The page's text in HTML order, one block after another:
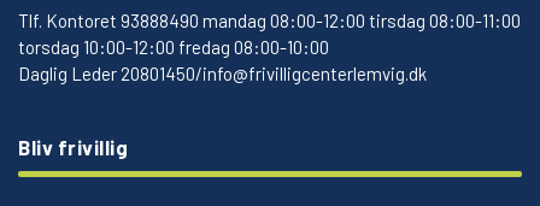
Tlf. Kontoret 93888490 mandag 08:00-12:00 tirsdag 08:00-11:00
torsdag 10:00-12:00 fredag 08:00-10:00
Daglig Leder 20801450/info@frivilligcenterlemvig.dk
Bliv frivillig